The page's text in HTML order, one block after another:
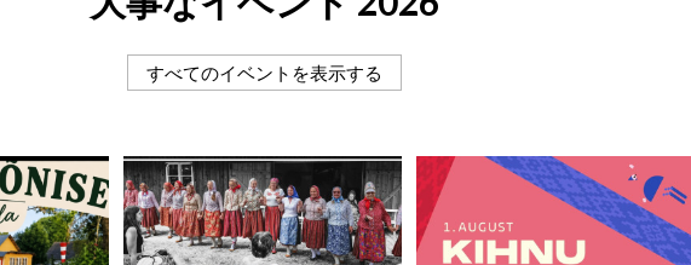
すべてのイベントを表示する